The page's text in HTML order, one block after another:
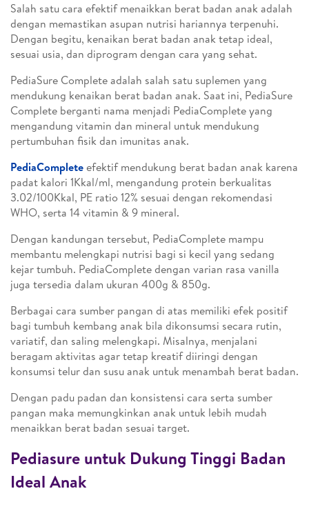
Salah satu cara efektif menaikkan berat badan anak adalah
dengan memastikan asupan nutrisi hariannya terpenuhi.
Dengan begitu, kenaikan berat badan anak tetap ideal,
sesuai usia, dan diprogram dengan cara yang sehat.
PediaSure Complete adalah salah satu suplemen yang
mendukung kenaikan berat badan anak. Saat ini, PediaSure
Complete berganti nama menjadi PediaComplete yang
mengandung vitamin dan mineral untuk mendukung
pertumbuhan fisik dan imunitas anak.
PediaCompleteefektif mendukung berat badan anak karena
padat kalori 1Kkal/ml, mengandung protein berkualitas
3.02/100Kkal, PE ratio 12% sesuai dengan rekomendasi
WHO, serta 14 vitamin & 9 mineral.
Dengan kandungan tersebut, PediaComplete mampu
membantu melengkapi nutrisi bagi si kecil yang sedang
kejar tumbuh. PediaComplete dengan varian rasa vanilla
juga tersedia dalam ukuran 400g & 850g.
Berbagai cara sumber pangan di atas memiliki efek positif
bagi tumbuh kembang anak bila dikonsumsi secara rutin,
variatif, dan saling melengkapi. Misalnya, menjalani
beragam aktivitas agar tetap kreatif diiringi dengan
konsumsi telur dan susu anak untuk menambah berat badan.
Dengan padu padan dan konsistensi cara serta sumber
pangan maka memungkinkan anak untuk lebih mudah
menaikkan berat badan sesuai target.
Pediasure untuk Dukung Tinggi Badan
Ideal Anak